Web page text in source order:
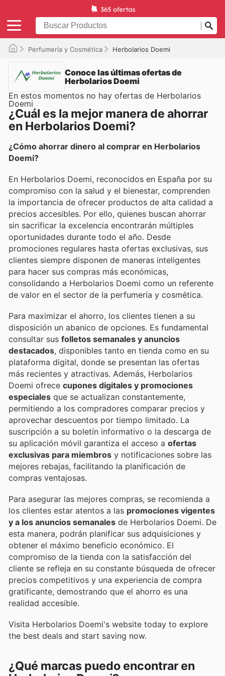
Perfumería y Cosmética Herbolarios Doemi
Conoce las últimas ofertas de
Herbolarios Doemi
En estos momentos no hay ofertas de Herbolarios
Doemi
¿Cuál es la mejor manera de ahorrar
en Herbolarios Doemi?
¿Cómo ahorrar dinero al comprar en Herbolarios
Doemi?
En Herbolarios Doemi, reconocidos en España por su
compromiso con la salud y el bienestar, comprenden
la importancia de ofrecer productos de alta calidad a
precios accesibles. Por ello, quienes buscan ahorrar
sin sacrificar la excelencia encontrarán múltiples
oportunidades durante todo el año. Desde
promociones regulares hasta ofertas exclusivas, sus
clientes siempre disponen de maneras inteligentes
para hacer sus compras más económicas,
consolidando a Herbolarios Doemi como un referente
de valor en el sector de la perfumería y cosmética.
Para maximizar el ahorro, los clientes tienen a su
disposición un abanico de opciones. Es fundamental
consultar sus folletos semanales y anuncios
destacados, disponibles tanto en tienda como en su
plataforma digital, donde se presentan las ofertas
más recientes y atractivas. Además, Herbolarios
Doemi ofrece cupones digitales y promociones
especiales que se actualizan constantemente,
permitiendo a los compradores comparar precios y
aprovechar descuentos por tiempo limitado. La
suscripción a su boletín informativo o la descarga de
su aplicación móvil garantiza el acceso a ofertas
exclusivas para miembros y notificaciones sobre las
mejores rebajas, facilitando la planificación de
compras ventajosas.
Para asegurar las mejores compras, se recomienda a
los clientes estar atentos a las promociones vigentes
y a los anuncios semanales de Herbolarios Doemi. De
esta manera, podrán planificar sus adquisiciones y
obtener el máximo beneficio económico. El
compromiso de la tienda con la satisfacción del
cliente se refleja en su constante búsqueda de ofrecer
precios competitivos y una experiencia de compra
gratificante, demostrando que el ahorro es una
realidad accesible.
Visita Herbolarios Doemi's website today to explore
the best deals and start saving now.
¿Qué marcas puedo encontrar en